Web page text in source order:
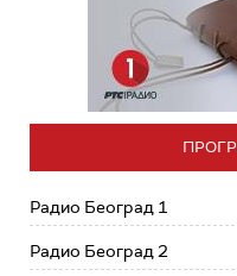
Радио Београд 1
Радио Београд 2